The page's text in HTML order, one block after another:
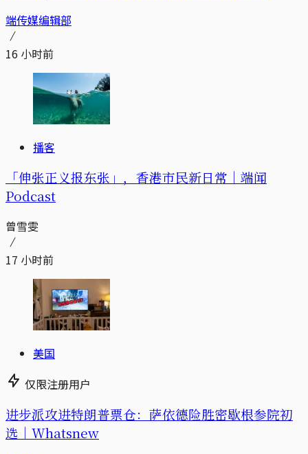
端传媒编辑部
16 小时前
播客
「伸张正义报东张」，香港市民新日常｜端闻
Podcast
曾雪雯
17 小时前
美国
仅限注册用户
进步派攻进特朗普票仓：萨依德险胜密歇根参院初
选｜Whatsnew